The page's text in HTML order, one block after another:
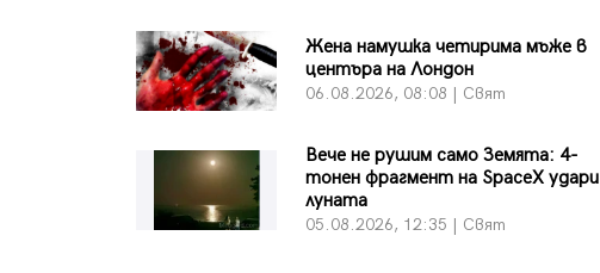
Жена намушка четирима мъже в
центъра на Лондон
06.08.2026, 08:08 | Свят
Вече не рушим само Земята: 4-
тонен фрагмент на SpaceX удари
луната
05.08.2026, 12:35 | Свят